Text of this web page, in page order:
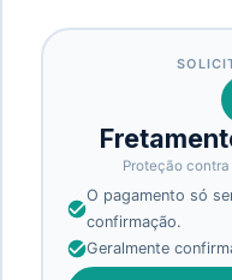
Proteção
O pagamento só
confirmação.
Geralmente